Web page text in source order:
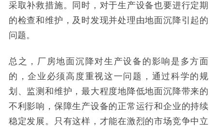
采取补救措施。同时，对于生产设备也要进行定期
的检查和维护，及时发现并处理由地面沉降引起的
问题。
总之，厂房地面沉降对生产设备的影响是多方面
的，企业必须高度重视这一问题，通过科学的规
划、监测和维护，最大程度地降低地面沉降带来的
不利影响，保障生产设备的正常运行和企业的持续
稳定发展。只有这样，才能在激烈的市场竞争中立